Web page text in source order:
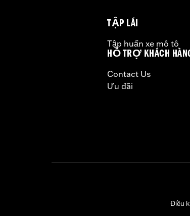
TẬP LÁI
Tập huấn xe mô tô
HỖ TRỢ KHÁCH
Contact Us
Ưu đãi
Điều